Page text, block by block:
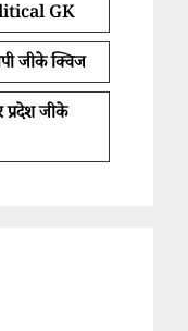
GK
जीके क्विज
जीके